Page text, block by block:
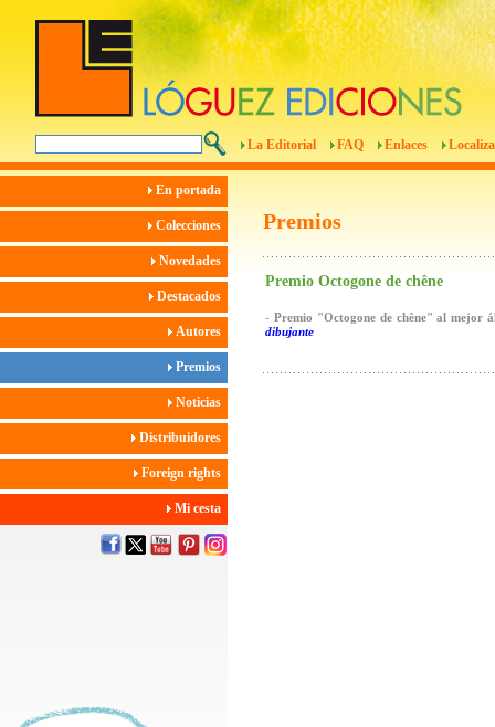
La Editorial FAQ Enlaces
En portada
Colecciones
Novedades
Destacados
Autores
Premios
Noticias
Distribuidores
Foreign rights
Mi cesta
Premios
Premio Octogone de chêne
- Premio "Octogone de chêne" al mejor
dibujante